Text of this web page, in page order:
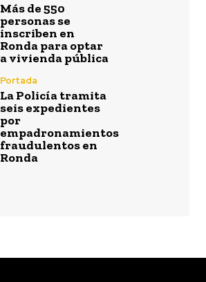
Más de 550
personas se
inscriben en
Ronda para optar
a vivienda pública
Portada
La Policía tramita
seis expedientes
por
empadronamientos
fraudulentos en
Ronda